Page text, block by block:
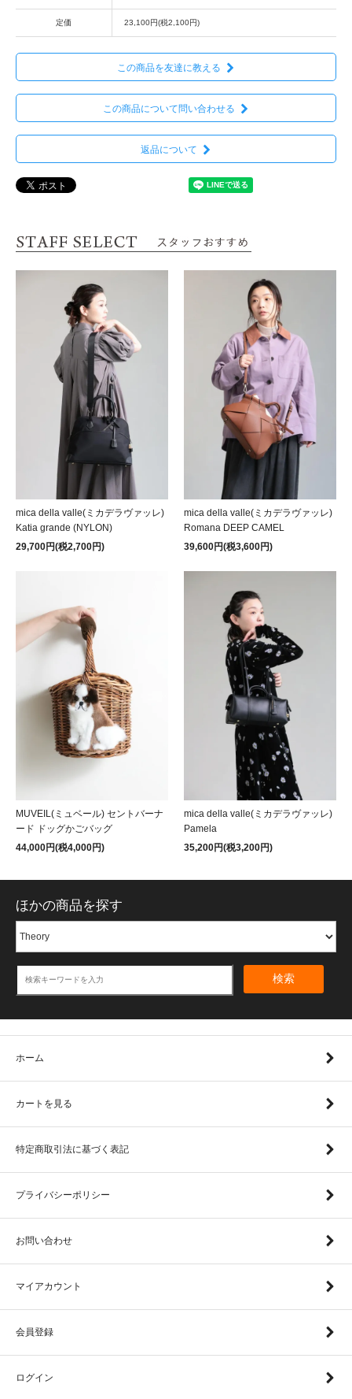
定価 23,100円(税2,100円)
この商品を友達に教える
この商品について問い合わせる
返品について
mica della valle(ミカデラヴァッレ)
Katia grande (NYLON)
29,700円(税2,700円)
mica della valle(ミカデラヴァッレ)
Romana DEEP CAMEL
39,600円(税3,600円)
MUVEIL(ミュベール) セントバーナ
ード ドッグかごバッグ
44,000円(税4,000円)
mica della valle(ミカデラヴァッレ)
Pamela
35,200円(税3,200円)
ほかの商品を探す
検索
ホーム
カートを見る
特定商取引法に基づく表記
プライバシーポリシー
お問い合わせ
マイアカウント
会員登録
ログイン